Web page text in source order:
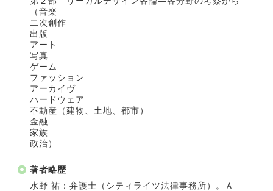
（音楽
二次創作
出版
アート
写真
ゲーム
ファッション
アーカイヴ
ハードウェア
不動産（建物、土地、都市）
金融
家族
政治）
著者略歴
水野 祐：弁護士（シティライツ法律事務所）。Ａ